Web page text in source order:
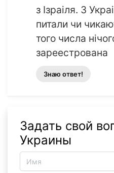
з Ізраіля. З
питали чи
того числа
зареестрована
Знаю ответ!
Задать свой
Украины